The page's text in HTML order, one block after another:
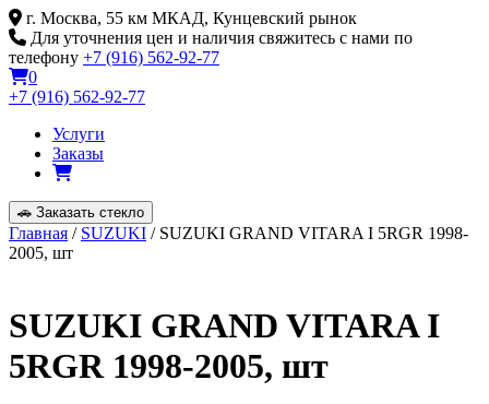
Skip
to
content
г. Москва, 55 км МКАД, Кунцевский рынок
Для уточнения цен и наличия свяжитесь с нами по
телефону +7 (916) 562-92-77
0
+7 (916) 562-92-77
Услуги
Заказы
🚗 Заказать стекло
Главная / SUZUKI / SUZUKI GRAND VITARA I 5RGR 1998-
2005, шт
SUZUKI GRAND VITARA I
5RGR 1998-2005, шт